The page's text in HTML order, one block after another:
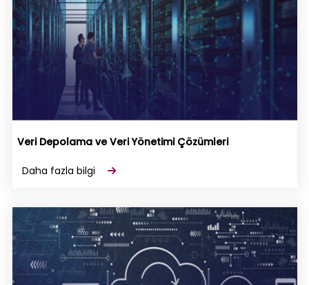
Veri Depolama ve Veri Yönetimi Çözümleri
Daha fazla bilgi